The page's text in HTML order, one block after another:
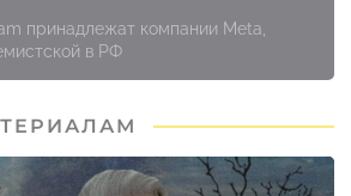
принадлежат компании Meta,
в РФ